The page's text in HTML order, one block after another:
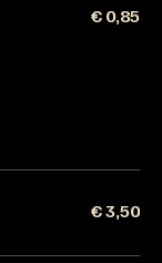
€ 0,85
€ 3,50